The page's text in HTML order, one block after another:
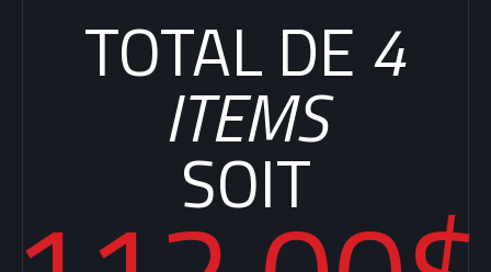
SOCCER
TOTAL DE 4
ITEMS
SOIT